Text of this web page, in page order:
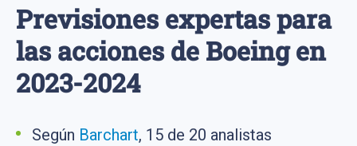
Previsiones expertas para
las acciones de Boeing en
2023-2024
Según Barchart, 15 de 20 analistas